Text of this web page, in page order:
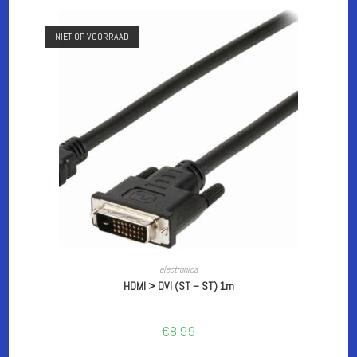
NIET OP VOORRAAD
LEES VERDER
electronica
HDMI > DVI (ST – ST) 1m
€8,99